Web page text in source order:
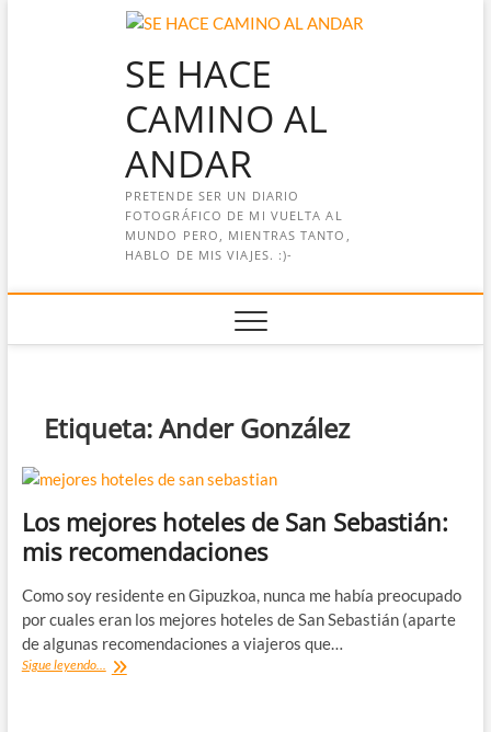
SE HACE
CAMINO AL
ANDAR
PRETENDE SER UN DIARIO
FOTOGRÁFICO DE MI VUELTA AL
MUNDO PERO, MIENTRAS TANTO,
HABLO DE MIS VIAJES. :)-
Etiqueta:Ander González
Los mejores hoteles de San Sebastián:
mis recomendaciones
Como soy residente en Gipuzkoa, nunca me había preocupado
por cuales eran los mejores hoteles de San Sebastián (aparte
de algunas recomendaciones a viajeros que…
Sigue leyendo... Los